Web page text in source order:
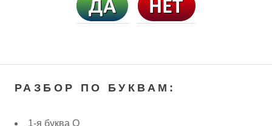
РАЗБОР ПО БУКВАМ:
1-я буква О